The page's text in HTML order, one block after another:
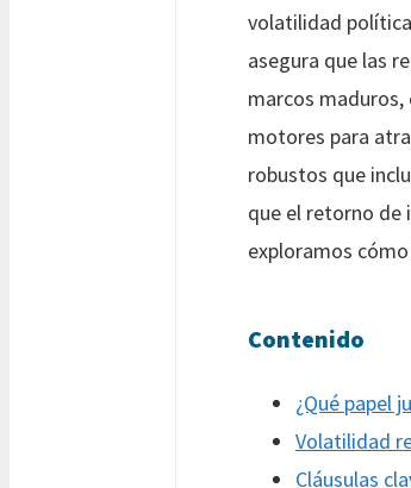
volatilidad
asegura que las
marcos
motores para
robustos que
que el retorno de
exploramos
Contenido
¿Qué papel
Volatilidad
Cláusulas